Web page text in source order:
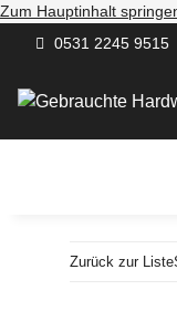
Zum Hauptinhalt
0531 2245 9515
Zurück zur Liste